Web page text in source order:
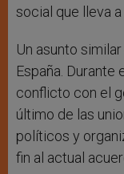
social que lleva
Un asunto
España. Durante
conflicto con el
último de las
políticos y
fin al actual